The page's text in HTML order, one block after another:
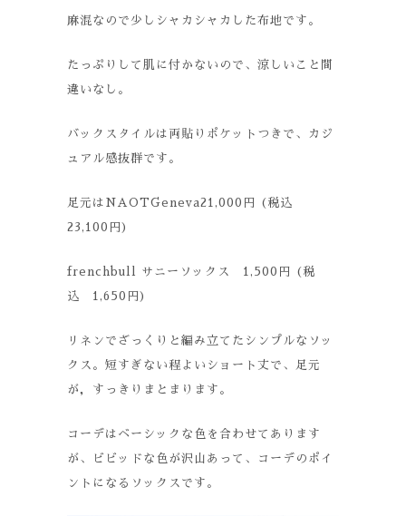
麻混なので少しシャカシャカした布地です。
たっぷりして肌に付かないので、涼しいこと間
違いなし。
バックスタイルは両貼りポケットつきで、カジ
ュアル感抜群です。
足元はNAOTGeneva21,000円 (税込
23,100円)
frenchbull サニーソックス 1,500円 (税
込 1,650円)
リネンでざっくりと編み立てたシンプルなソッ
クス。短すぎない程よいショート丈で、足元
が，すっきりまとまります。
コーデはベーシックな色を合わせてあります
が、ビビッドな色が沢山あって、コーデのポイ
ントになるソックスです。